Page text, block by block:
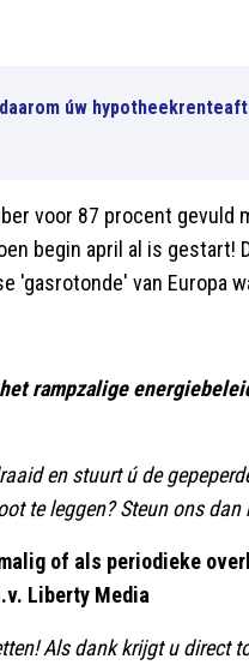
úw
voor 87 procent gevuld
begin april al is gestart!
van Europa
rampzalige
en stuurt ú de
te leggen? Steun ons dan
of als periodieke
Liberty Media
Als dank krijgt u direct